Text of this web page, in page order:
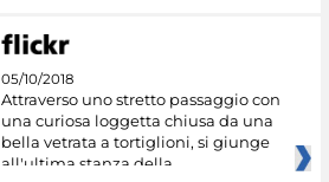
05/10/2018
Attraverso uno stretto passaggio con
una curiosa loggetta chiusa da una
bella vetrata a tortiglioni, si giunge
all'ultima stanza della